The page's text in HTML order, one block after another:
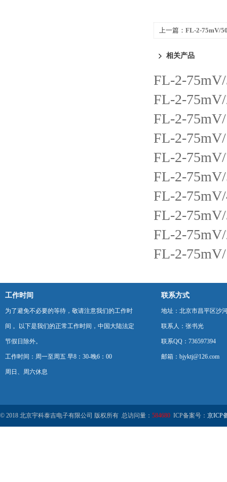
上一篇： FL-2-75mV/
相关产品
FL-2-
FL-2-
FL-2-
FL-2-
FL-2-
FL-2-
FL-2-
FL-2-
FL-2-
FL-2-
工作时间
为了避免不必要的等待，敬请注意我们的工作时
间 。以下是我们的正常工作时间，中国大陆法定
节假日除外。
工作时间：周一至周五 早8：30-晚6：00
周日、周六休息
联系方式
地址：北京市昌平区沙
联系人：张书光
联系QQ：736597394
邮箱：bjyktj@126.com
© 2018 北京宇科泰吉电子有限公司 版权所有 总访问量： 584680 ICP备案号： 京ICP